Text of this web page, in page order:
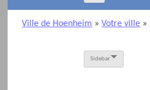
Ville de Hoenheim »Votre ville »
Sidebar